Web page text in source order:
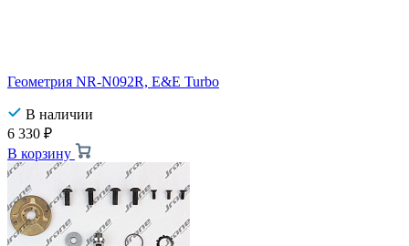
Геометрия NR-N092R, E&E Turbo
В наличии
6 330 ₽
В корзину